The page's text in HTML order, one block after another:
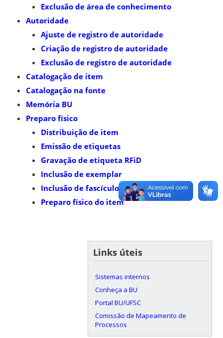
Exclusão de área de conhecimento
Autoridade
Ajuste de registro de autoridade
Criação de registro de autoridade
Exclusão de registro de autoridade
Catalogação de item
Catalogação na fonte
Memória BU
Preparo físico
Distribuição de item
Emissão de etiquetas
Gravação de etiqueta RFiD
Inclusão de exemplar
Inclusão de fascículo
Preparo físico do item
Links úteis
Sistemas internos
Conheça a BU
Portal BU/UFSC
Comissão de Mapeamento de
Processos